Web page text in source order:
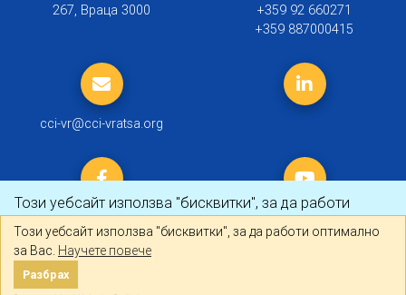
Този уебсайт използва "бисквитки", за да работи
оптимално за Вас.Научете повече
Разбрах
Този уебсайт използва "бисквитки", за да работи оптимално
за Вас. Научете повече
Разбрах
267, Враца 3000
+359 92 660271
+359 887000415
cci-vr@cci-vratsa.org
© 2019 ТПП Враца |Политика за личните данни